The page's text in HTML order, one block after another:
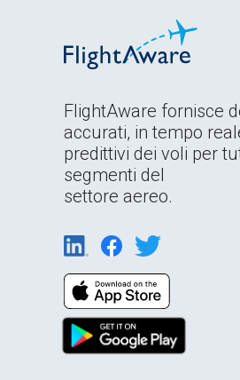
FlightAware fornisce
accurati, in tempo
predittivi dei voli per
segmenti del
settore aereo.